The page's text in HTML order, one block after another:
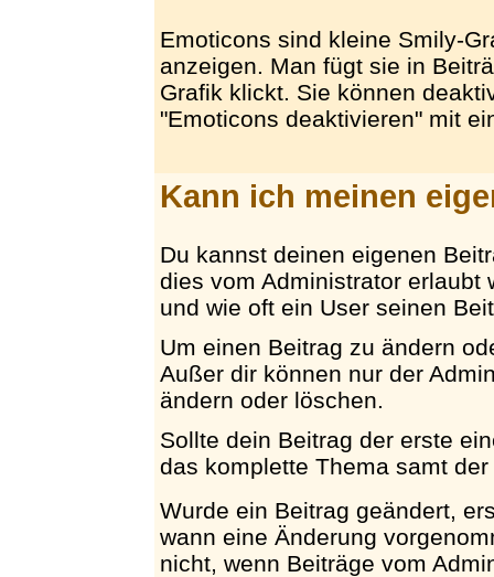
Emoticons sind kleine Smily-
anzeigen. Man fügt sie in
Grafik klickt. Sie können
"Emoticons deaktivieren" mit
Kann ich meinen
Du kannst deinen eigenen
dies vom Administrator erlaubt
und wie oft ein User seinen
Um einen Beitrag zu ändern
Außer dir können nur der
ändern oder löschen.
Sollte dein Beitrag der erste
das komplette Thema samt
Wurde ein Beitrag geändert,
wann eine Änderung
nicht, wenn Beiträge vom